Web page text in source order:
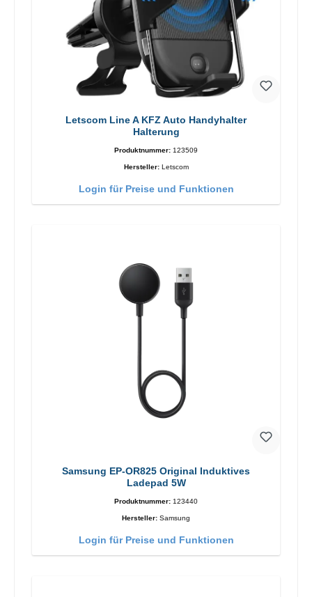
Letscom Line A KFZ Auto Handyhalter
Halterung
Produktnummer: 123509
Hersteller: Letscom
Login für Preise und Funktionen
Samsung EP-OR825 Original Induktives
Ladepad 5W
Produktnummer: 123440
Hersteller: Samsung
Login für Preise und Funktionen